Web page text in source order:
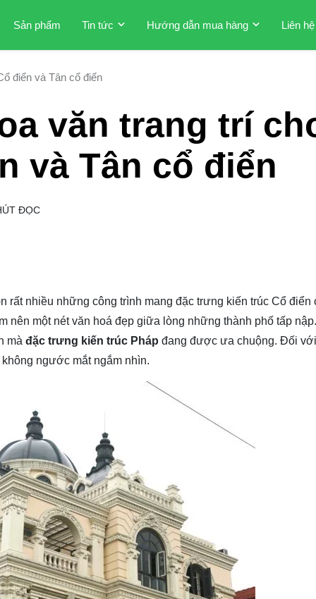
Sản phẩm Tin tức Hướng dẫn mua hàng Liên hệ
điển và Tân cổ điển
văn trang trí
và Tân cổ điển
ĐỌC
rất nhiều những công trình mang đặc trưng kiến trúc Cổ điển
nên một nét văn hoá đẹp giữa lòng những thành phố tấp
mà đặc trưng kiến trúc Pháp đang được ưa chuộng. Đối
ngước mắt ngắm nhìn.